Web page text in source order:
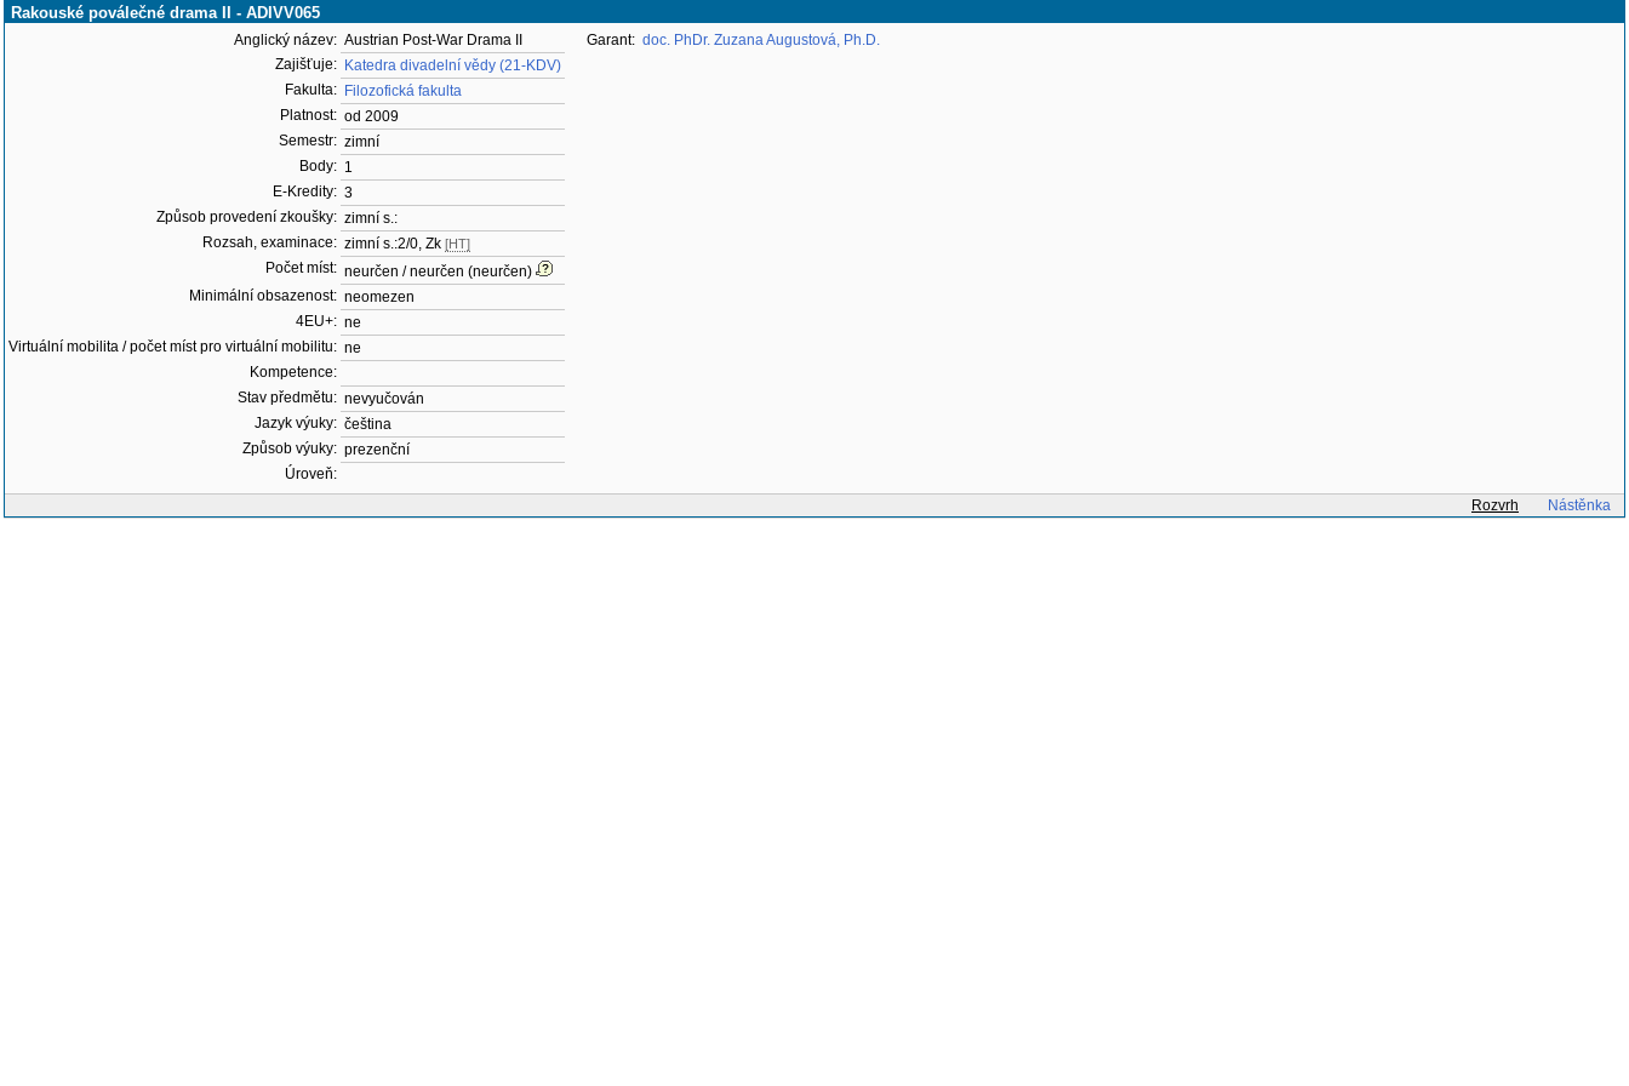
Rakouské poválečné drama II - ADIVV065
Anglický název: Austrian Post-War Drama II
Zajišťuje: Katedra divadelní vědy (21-KDV)
Fakulta: Filozofická fakulta
Platnost: od 2009
Semestr: zimní
Body: 1
E-Kredity: 3
Způsob provedení zkoušky: zimní s.:
Rozsah, examinace: zimní s.:2/0, Zk [HT]
Počet míst: neurčen / neurčen (neurčen)
Minimální obsazenost: neomezen
4EU+: ne
Virtuální mobilita / počet míst pro virtuální mobilitu: ne
Kompetence:
Stav předmětu: nevyučován
Jazyk výuky: čeština
Způsob výuky: prezenční
Úroveň:
Garant: doc. PhDr. Zuzana Augustová, Ph.D.
Rozvrh Nástěnka